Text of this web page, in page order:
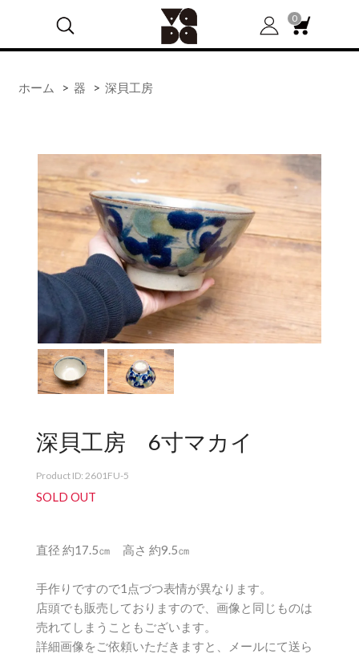
0
ホーム > 器 > 深貝工房
深貝工房 6寸マカイ
Product ID: 2601FU-5
SOLD OUT
直径 約17.5㎝ 高さ 約9.5㎝
手作りですので1点づつ表情が異なります。
店頭でも販売しておりますので、画像と同じものは
売れてしまうこともございます。
詳細画像をご依頼いただきますと、メールにて送ら